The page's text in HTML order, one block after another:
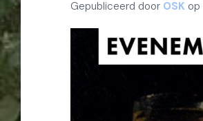
Gepubliceerd door OSK op